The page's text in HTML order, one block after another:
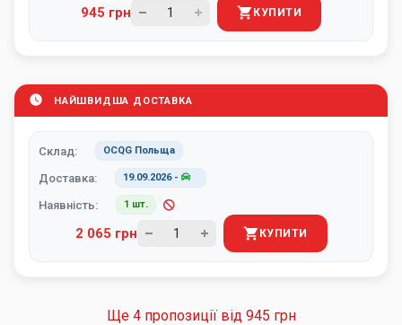
945 грн КУПИТИ
НАЙШВИДША ДОСТАВКА
Склад: OCQG Польща
Доставка: 19.09.2026-
Наявність: 1 шт.
2 065 грн КУПИТИ
Ще 4 пропозиції від 945 грн